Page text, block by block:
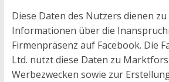
Diese Daten des Nutzers dienen
Informationen über die
Firmenpräsenz auf Facebook. Die
Ltd. nutzt diese Daten zu
Werbezwecken sowie zur